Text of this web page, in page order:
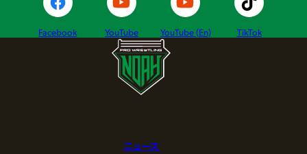
Facebook YouTube YouTube (En) TikTok
ニュース